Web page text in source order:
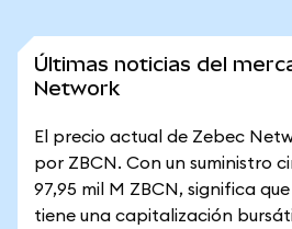
Últimas noticias del
Network
El precio actual de Zebec
por ZBCN. Con un suministro
97,95 mil M ZBCN, significa
tiene una capitalización